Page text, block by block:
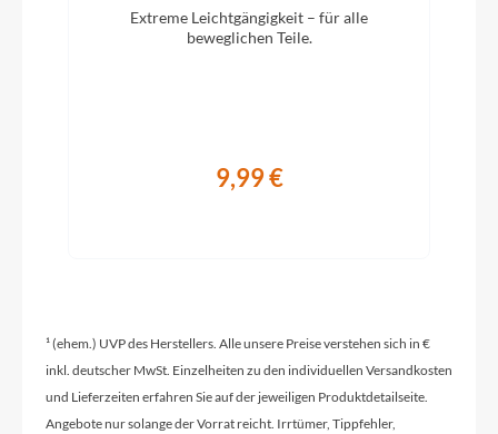
Modelljahr
Comfortgriff
Schaltwerk
SHIMANO Acera RD-M3100 shadow
Extreme Leichtgängigkeit – für alle
beweglichen Teile.
9,99 €
¹ (ehem.) UVP des Herstellers. Alle unsere Preise verstehen sich in €
inkl. deutscher MwSt. Einzelheiten zu den individuellen Versandkosten
und Lieferzeiten erfahren Sie auf der jeweiligen Produktdetailseite.
Angebote nur solange der Vorrat reicht. Irrtümer, Tippfehler,